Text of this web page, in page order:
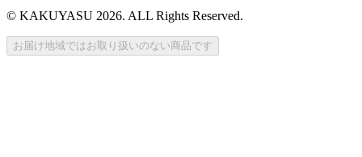
© KAKUYASU 2026. ALL Rights Reserved.
お届け地域ではお取り扱いのない商品です